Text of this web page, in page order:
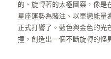
的、旋轉著的太極圖案，像是
星座運勢為賭注、以單戀能量
正式打響了。藍色與金色的光
撞，創造出一個不斷旋轉的怪